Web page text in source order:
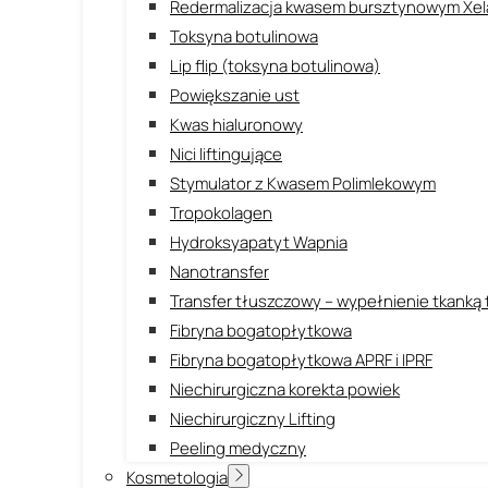
Redermalizacja kwasem bursztynowym
Toksyna botulinowa
Lip flip (toksyna botulinowa)
Powiększanie ust
Kwas hialuronowy
Nici liftingujące
Stymulator z Kwasem Polimlekowym
Tropokolagen
Hydroksyapatyt Wapnia
Nanotransfer
Transfer tłuszczowy – wypełnienie tkanką
Fibryna bogatopłytkowa
Fibryna bogatopłytkowa APRF i IPRF
Niechirurgiczna korekta powiek
Niechirurgiczny Lifting
Peeling medyczny
Kosmetologia